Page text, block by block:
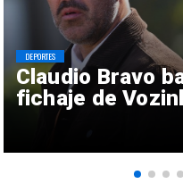
Claudio Bravo
fichaje de
DEPORTES